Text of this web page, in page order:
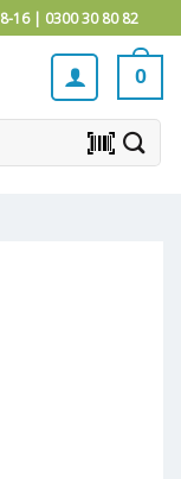
16 | 0300 30 80 82
0
barcode_scanner